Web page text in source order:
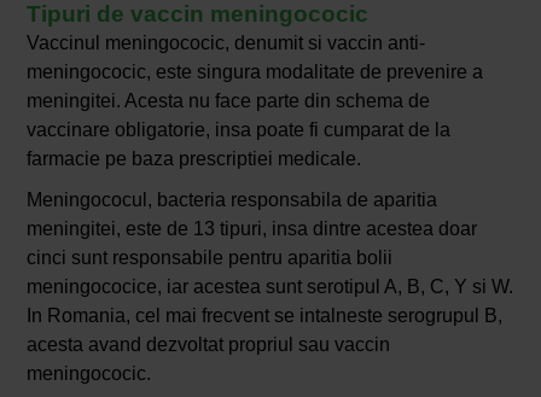
Tipuri de vaccin meningococic
Vaccinul meningococic, denumit si vaccin anti-
meningococic, este singura modalitate de prevenire a
meningitei. Acesta nu face parte din schema de
vaccinare obligatorie, insa poate fi cumparat de la
farmacie pe baza prescriptiei medicale.
Meningococul, bacteria responsabila de aparitia
meningitei, este de 13 tipuri, insa dintre acestea doar
cinci sunt responsabile pentru aparitia bolii
meningococice, iar acestea sunt serotipul A, B, C, Y si W.
In Romania, cel mai frecvent se intalneste serogrupul B,
acesta avand dezvoltat propriul sau vaccin
meningococic.